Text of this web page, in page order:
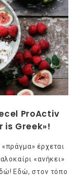
ProActiv
is Greek»!
έρχεται
«ανήκει»
Εδώ, στον τόπο